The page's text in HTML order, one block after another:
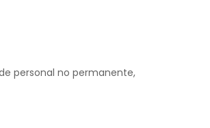
personal no permanente,